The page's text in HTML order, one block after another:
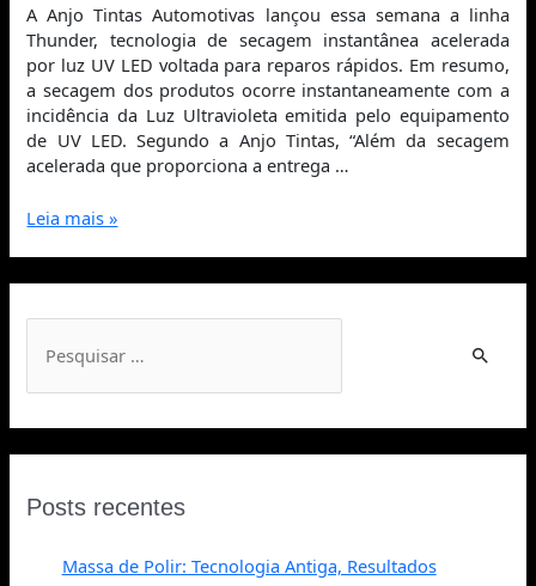
A Anjo Tintas Automotivas lançou essa semana a linha
Thunder, tecnologia de secagem instantânea acelerada
por luz UV LED voltada para reparos rápidos. Em resumo,
a secagem dos produtos ocorre instantaneamente com a
incidência da Luz Ultravioleta emitida pelo equipamento
de UV LED. Segundo a Anjo Tintas, “Além da secagem
acelerada que proporciona a entrega …
Leia mais »
Posts recentes
Massa de Polir: Tecnologia Antiga, Resultados